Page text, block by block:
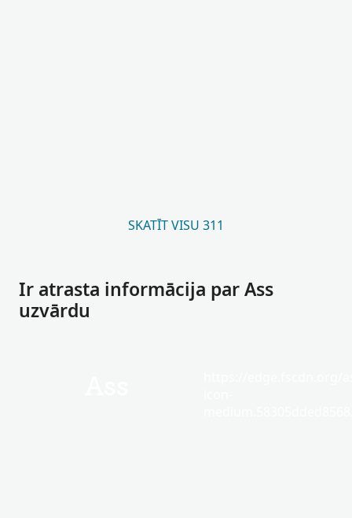
SKATĪT VISU 311
Ir atrasta informācija par Ass
uzvārdu